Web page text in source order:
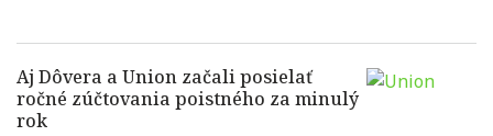
Aj Dôvera a Union začali posielať
ročné zúčtovania poistného za minulý
rok